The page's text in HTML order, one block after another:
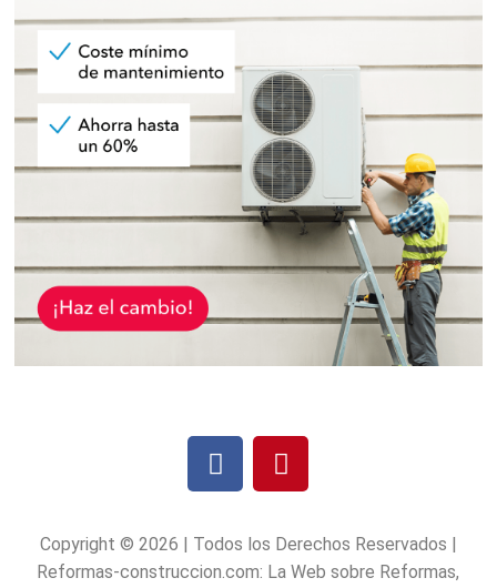
Copyright © 2026 | Todos los Derechos Reservados |
Reformas-construccion.com: La Web sobre Reformas,